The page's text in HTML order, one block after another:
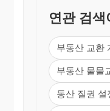
연관 검색
부동산 교환
부동산 물물
동산 질권 설